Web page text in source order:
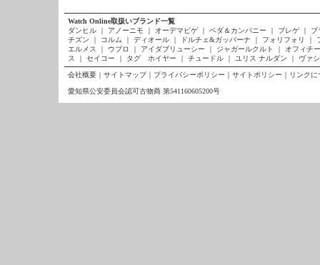
Watch Online取扱いブランド一覧
ダンヒル
｜ アノーニモ ｜ オーデマピゲ ｜ ベダ＆カンパニー ｜ ブレゲ ｜
ブ
チズン
｜ コルム ｜ ディオール ｜ ドルチェ&ガッバーナ ｜ フォリフォリ ｜
エルメス
｜ ウブロ ｜ アイダブリューシー ｜ ジャガールクルト ｜
オフィチ
ス
｜ セイコー ｜ タグ ホイヤー ｜ チュードル ｜ ユリス ナルダン ｜ ヴァ
会社概要 ｜ サイトマップ｜ プライバシーポリシー ｜ サイトポリシー ｜ リンクに
愛知県公安委員会認可古物商 第541160605200号